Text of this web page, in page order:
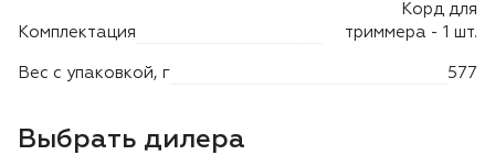
Комплектация
Корд для
триммера - 1 шт.
Вес с упаковкой, г 577
Выбрать дилера